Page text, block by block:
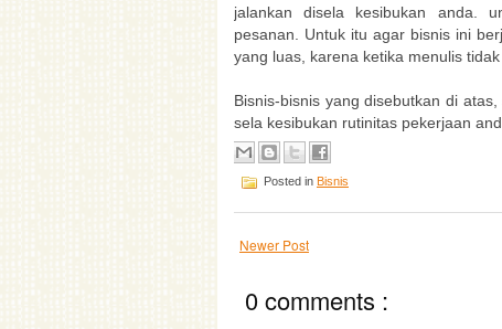
jalankan disela kesibukan anda.
pesanan. Untuk itu agar bisnis ini
yang luas, karena ketika menulis
Bisnis-bisnis yang disebutkan di
sela kesibukan rutinitas pekerjaan
Posted in Bisnis
Newer Post
0 comments :